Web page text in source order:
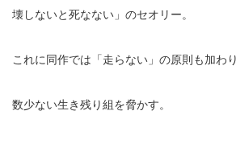
壊しないと死なない」のセオリー。
これに同作では「走らない」の原則も加わり
数少ない生き残り組を脅かす。